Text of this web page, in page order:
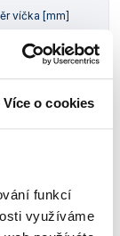
Více o cookies
funkcí
využíváme
víčka [mm]
víčka [mm]